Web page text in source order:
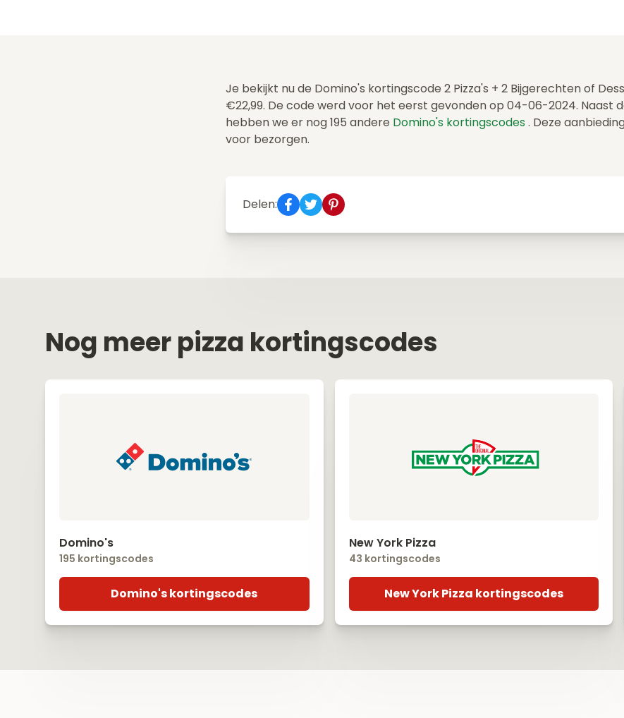
Je bekijkt nu de Domino's kortingscode 2 Pizza's + 2 Bijgerechten of
€22,99. De code werd voor het eerst gevonden op 04-06-2024. Naast
hebben we er nog 195 andere Domino's kortingscodes . Deze
voor bezorgen.
Delen:
Nog meer pizza kortingscodes
Domino's
195 kortingscodes
Domino's kortingscodes
New York Pizza
43 kortingscodes
New York Pizza kortingscodes